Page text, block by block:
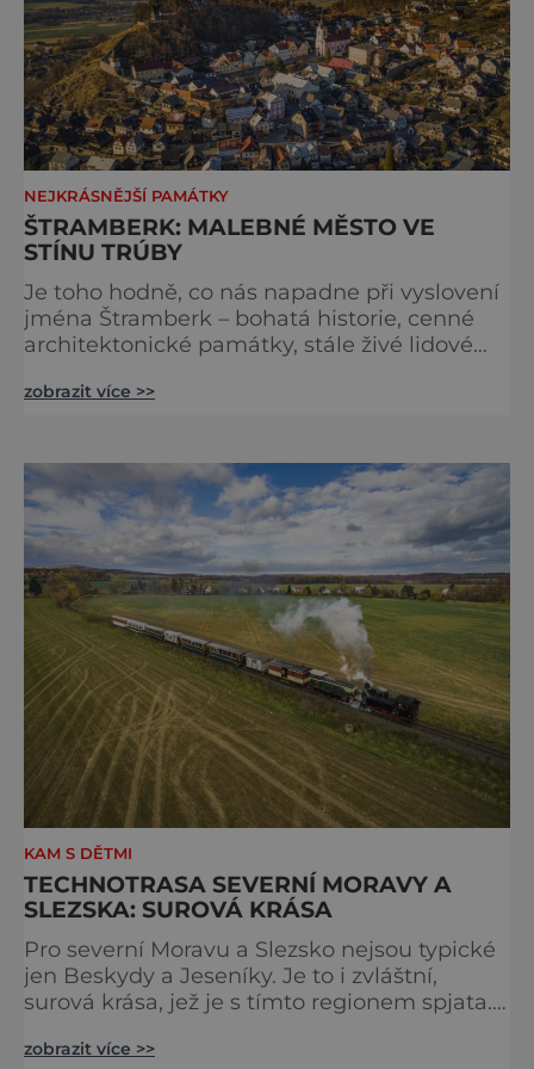
NEJKRÁSNĚJŠÍ PAMÁTKY
ŠTRAMBERK: MALEBNÉ MĚSTO VE
STÍNU TRÚBY
Je toho hodně, co nás napadne při vyslovení
jména Štramberk – bohatá historie, cenné
architektonické památky, stále živé lidové
městě je ale pořád možné objevovat něco
cenným památkám městskou památkovou
rezervací. Tvoří ji měšťanské domy,
obehnané hradbami v okolí svažitého
náměstí.
zobrazit více >>
KAM S DĚTMI
TECHNOTRASA SEVERNÍ MORAVY A
SLEZSKA: SUROVÁ KRÁSA
Pro severní Moravu a Slezsko nejsou typické
jen Beskydy a Jeseníky. Je to i zvláštní,
surová krása, jež je s tímto regionem spjata.
vydejte po Technotrase propojující unikátní
zobrazit více >>